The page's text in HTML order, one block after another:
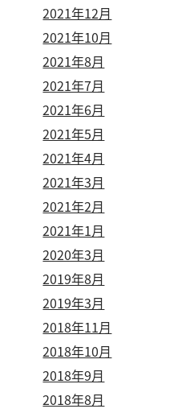
2021年12月
2021年10月
2021年8月
2021年7月
2021年6月
2021年5月
2021年4月
2021年3月
2021年2月
2021年1月
2020年3月
2019年8月
2019年3月
2018年11月
2018年10月
2018年9月
2018年8月